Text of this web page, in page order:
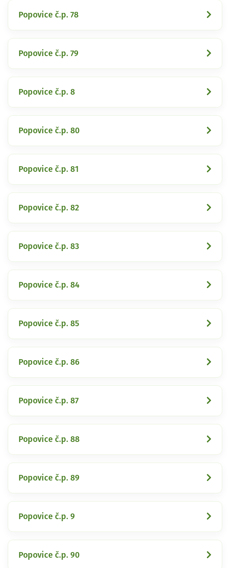
Popovice č.p. 78
Popovice č.p. 79
Popovice č.p. 8
Popovice č.p. 80
Popovice č.p. 81
Popovice č.p. 82
Popovice č.p. 83
Popovice č.p. 84
Popovice č.p. 85
Popovice č.p. 86
Popovice č.p. 87
Popovice č.p. 88
Popovice č.p. 89
Popovice č.p. 9
Popovice č.p. 90